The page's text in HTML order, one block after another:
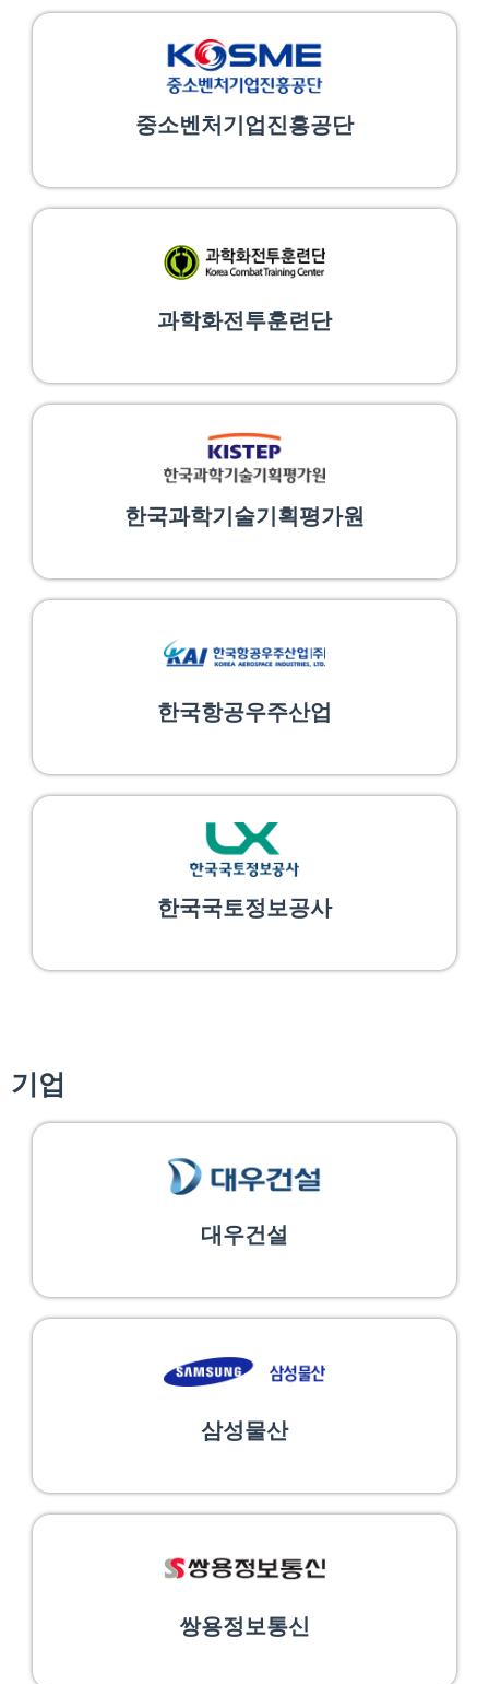
중소벤처기업진흥공단
과학화전투훈련단
한국과학기술기획평가원
한국항공우주산업
한국국토정보공사
기업
대우건설
삼성물산
쌍용정보통신